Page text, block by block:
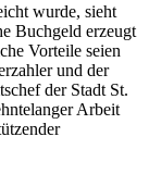
wurde, sieht
Buchgeld erzeugt
Vorteile seien
und der
der Stadt St.
Arbeit